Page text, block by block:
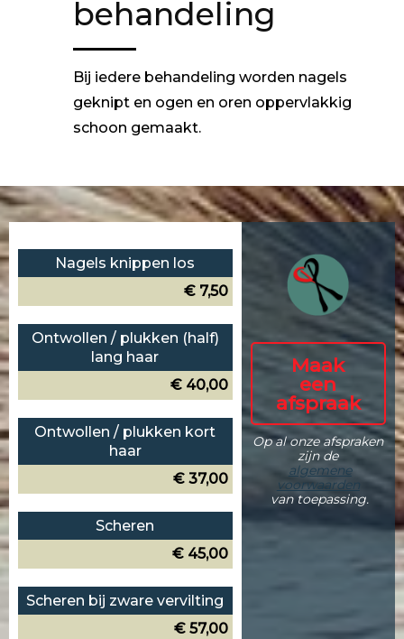
behandeling
Bij iedere behandeling worden nagels
geknipt en ogen en oren oppervlakkig
schoon gemaakt.
Nagels knippen los
€ 7,50
Ontwollen / plukken (half)
lang haar
€ 40,00
Ontwollen / plukken kort
haar
€ 37,00
Scheren
€ 45,00
Scheren bij zware vervilting
€ 57,00
Maak
een
afspraak
Op al onze afspraken
zijn de
algemene
voorwaarden
van toepassing.